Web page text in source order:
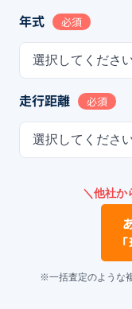
年式 必須
選択してくださ
走行距離 必須
選択してくださ
＼他社か
※一括査定のような